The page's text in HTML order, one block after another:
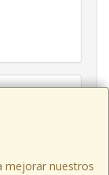
mejorar nuestros